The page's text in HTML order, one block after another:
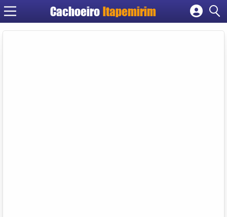
Cachoeiro Itapemirim
Cadastrar empresa